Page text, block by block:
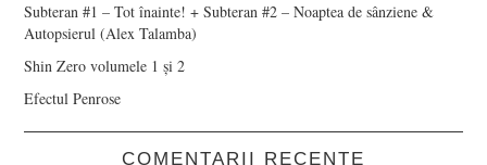
Subteran #1 – Tot înainte! + Subteran #2 – Noaptea de sânziene &
Autopsierul (Alex Talamba)
Shin Zero volumele 1 și 2
Efectul Penrose
COMENTARII RECENTE